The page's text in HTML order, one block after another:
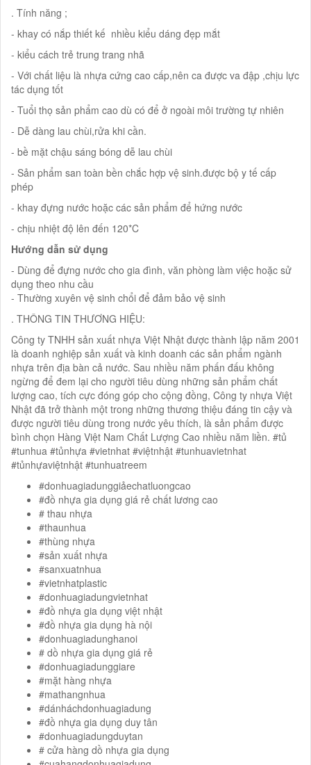
. Tính năng ;
- khay có nắp thiết kế nhiều kiểu dáng đẹp mắt
- kiểu cách trẻ trung trang nhã
- Với chất liệu là nhựa cứng cao cấp,nên ca được va đập ,chịu lực
tác dụng tốt
- Tuổi thọ sản phẩm cao dù có để ở ngoài môi trường tự nhiên
- Dễ dàng lau chùi,rửa khi cần.
- bề mặt chậu sáng bóng dễ lau chùi
- Sản phẩm san toàn bền chắc hợp vệ sinh.được bộ y tế cấp
phép
- khay đựng nước hoặc các sản phẩm để hứng nước
- chịu nhiệt độ lên đến 120*C
Hướng dẫn sử dụng
- Dùng để đựng nước cho gia đình, văn phòng làm việc hoặc sử
dụng theo nhu cầu
- Thường xuyên vệ sinh chổi để đảm bảo vệ sinh
. THÔNG TIN THƯƠNG HIỆU:
Công ty TNHH sản xuất nhựa Việt Nhật được thành lập năm 2001
là doanh nghiệp sản xuất và kinh doanh các sản phẩm ngành
nhựa trên địa bàn cả nước. Sau nhiều năm phấn đấu không
ngừng để đem lại cho người tiêu dùng những sản phẩm chất
lượng cao, tích cực đóng góp cho cộng đồng, Công ty nhựa Việt
Nhật đã trở thành một trong những thương thiệu đáng tin cậy và
được người tiêu dùng trong nước yêu thích, là sản phẩm được
bình chọn Hàng Việt Nam Chất Lượng Cao nhiều năm liền. #tủ
#tunhua #tủnhựa #vietnhat #việtnhật #tunhuavietnhat
#tủnhựaviệtnhật #tunhuatreem
#donhuagiadunggiảechatluongcao
#đồ nhựa gia dụng giá rẻ chất lương cao
# thau nhựa
#thaunhua
#thùng nhựa
#sản xuất nhựa
#sanxuatnhua
#vietnhatplastic
#donhuagiadungvietnhat
#đồ nhựa gia dụng việt nhật
#đồ nhựa gia dụng hà nội
#donhuagiadunghanoi
# dồ nhựa gia dụng giá rẻ
#donhuagiadunggiare
#mặt hàng nhựa
#mathangnhua
#dánháchdonhuagiadung
#đồ nhựa gia dụng duy tân
#donhuagiadungduytan
# cửa hàng dồ nhựa gia dụng